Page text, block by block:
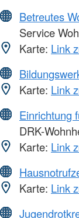
Betreutes
Service
Karte: Link
Karte: Link
Einrichtung
DRK-
Karte: Link
Karte: Link